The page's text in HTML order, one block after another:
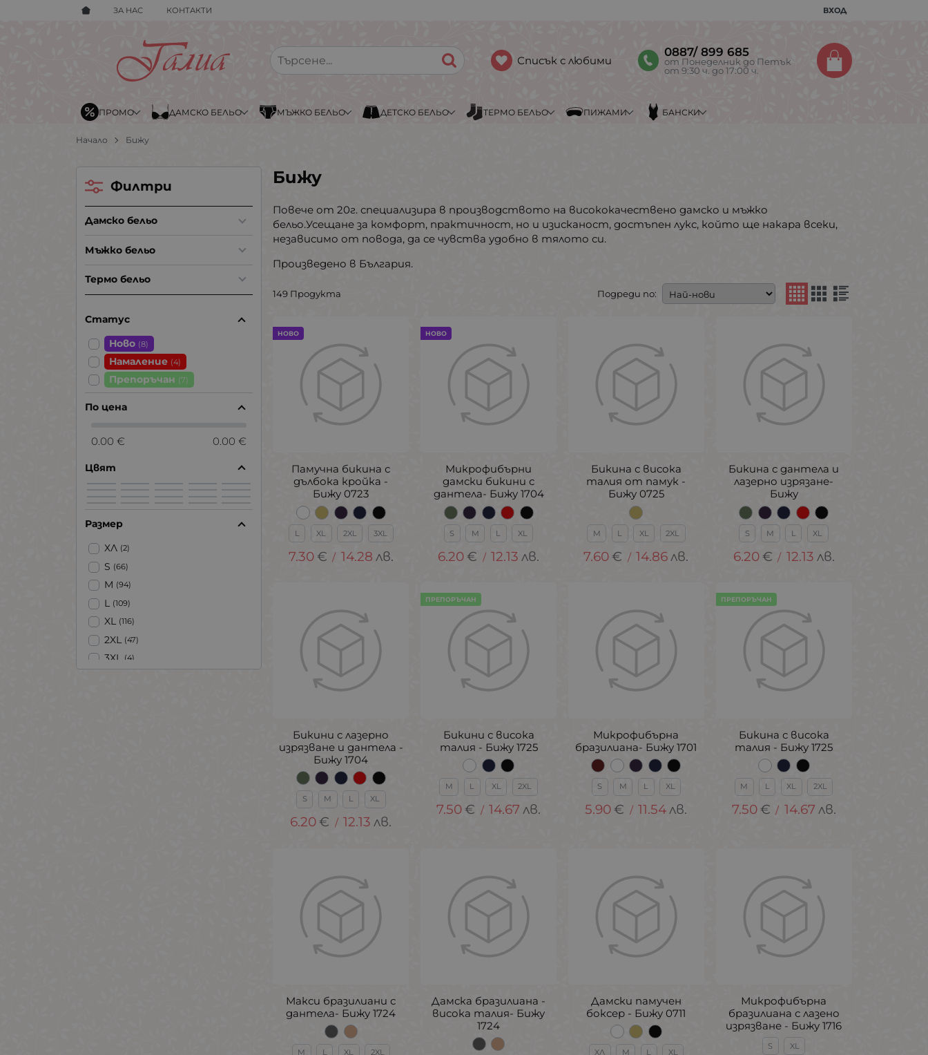
ЗА НАС КОНТАКТИ ВХОД
0887/ 899 685
от Понеделник до Петък
от 9:30 ч. до 17:00 ч.
Списък с любими
ПРОМО ДАМСКО БЕЛЬО МЪЖКО БЕЛЬО ДЕТСКО БЕЛЬО ТЕРМО БЕЛЬО ПИЖАМИ БАНСКИ
Начало Бижу
Бижу
Повече от 20г. специализира в производството на висококачествено дамско и мъжко
бельо.Усещане за комфорт, практичност, но и изисканост, достъпен лукс, който ще накара всеки,
независимо от повода, да се чувства удобно в тялото си.
Произведено в България.
149 Продукта Подреди по:
Памучна бикина с
дълбока кройка -
Бижу 0723
L XL 2XL 3XL
7.30 € / 14.28 лв.
НОВО
Микрофибърни
дамски бикини с
дантела- Бижу 1704
S M L XL
6.20 € / 12.13 лв.
НОВО
Бикина с висока
талия от памук -
Бижу 0725
M L XL 2XL
7.60 € / 14.86 лв.
Бикина с дантела и
лазерно изрязане-
Бижу
S M L XL
6.20 € / 12.13 лв.
Бикини с лазерно
изрязване и дантела -
Бижу 1704
S M L XL
6.20 € / 12.13 лв.
Бикини с висока
талия - Бижу 1725
M L XL 2XL
7.50€ / 14.67лв.
ПРЕПОРЪЧАН
Микрофибърна
бразилиана- Бижу 1701
S M L XL
5.90 € / 11.54лв.
Бикина с висока
талия - Бижу 1725
M L XL 2XL
7.50€ / 14.67 лв.
ПРЕПОРЪЧАН
Макси бразилиани с
дантела- Бижу 1724
M L XL 2XL
Дамска бразилиана -
висока талия- Бижу
1724
Дамски памучен
боксер - Бижу 0711
ХЛ M L XL
Микрофибърна
бразилиана с лазено
изрязване - Бижу 1716
S XL
Филтри
Дамско бельо
Мъжко бельо
Термо бельо
Статус
Ново (8)
Намаление (4)
Препоръчан (7)
По цена
0.00 € 0.00 €
Цвят
Размер
ХЛ (2)
S (66)
M (94)
L (109)
XL (116)
2XL (47)
3XL (4)